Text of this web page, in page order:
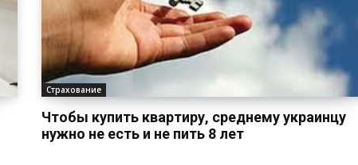
Страхование
Чтобы купить квартиру, среднему украинцу
нужно не есть и не пить 8 лет